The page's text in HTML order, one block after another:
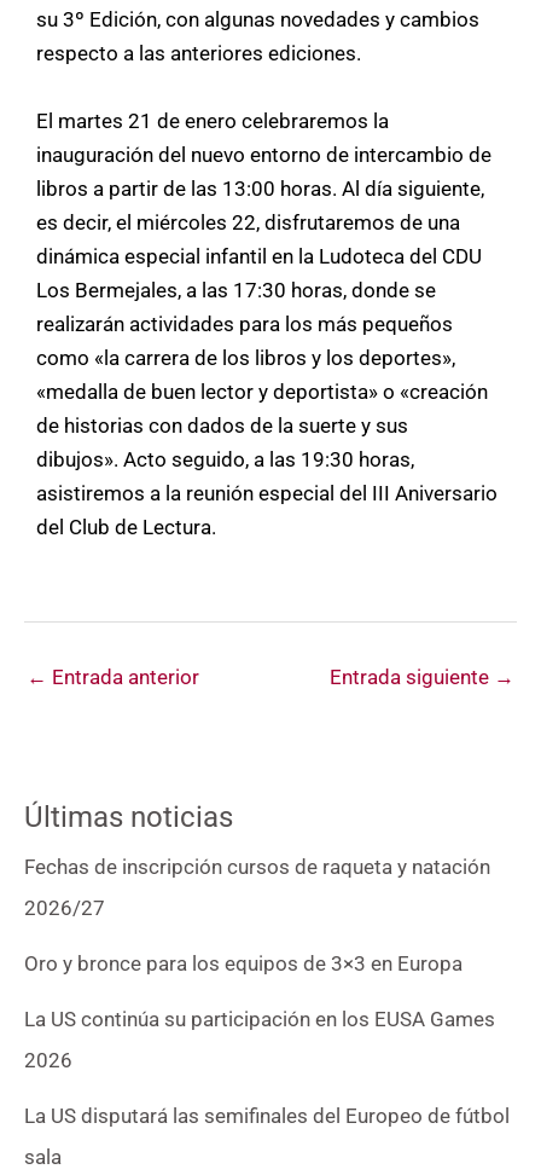
su 3º Edición, con algunas novedades y cambios
respecto a las anteriores ediciones.
El martes 21 de enero celebraremos la
inauguración del nuevo entorno de intercambio de
libros a partir de las 13:00 horas. Al día siguiente,
es decir, el miércoles 22, disfrutaremos de una
dinámica especial infantil en la Ludoteca del CDU
Los Bermejales, a las 17:30 horas, donde se
realizarán actividades para los más pequeños
como «la carrera de los libros y los deportes»,
«medalla de buen lector y deportista» o «creación
de historias con dados de la suerte y sus
dibujos». Acto seguido, a las 19:30 horas,
asistiremos a la reunión especial del III Aniversario
del Club de Lectura.
← Entrada anterior Entrada siguiente →
Últimas noticias
Fechas de inscripción cursos de raqueta y natación
2026/27
Oro y bronce para los equipos de 3×3 en Europa
La US continúa su participación en los EUSA Games
2026
La US disputará las semifinales del Europeo de fútbol
sala